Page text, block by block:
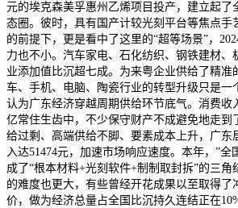
元的埃克森美孚惠州乙烯项目投产，建立起了
态圈。彼时，具有国产计较光刻平台等焦点手
的前提下，更是看中了这里的“超等场景”，
力也不小。汽车家电、石化纺织、钢铁建材、
业添加值比沉超七成。为来粤企业供给了精准
车、手机、电脑、陶瓷行业的转型升级只是一
认为广东经济穿越周期供给环节底气。消费收
亿常住生齿中，不少保守财产不成避免地走
给过剩、高端供给不脚、要素成本上升，广东
入达51474元，加速市场响应速度。本年，”
成了“根本材料+光刻软件+制制取封拆”的三角
的难度也更大，有些曾经开花成果以至取得了
价，做为经济总量占全国比沉持久连结正在